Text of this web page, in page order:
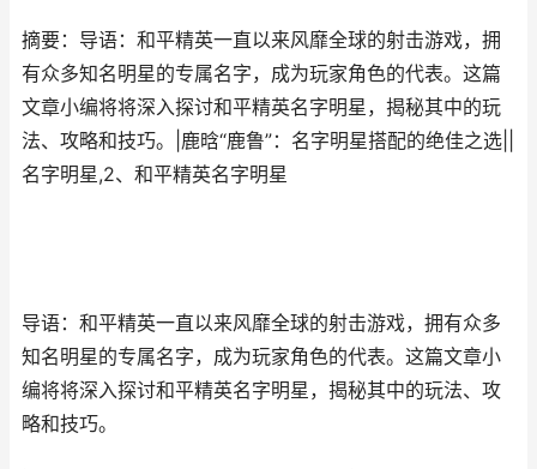
摘要：导语：和平精英一直以来风靡全球的射击游戏，拥
有众多知名明星的专属名字，成为玩家角色的代表。这篇
文章小编将将深入探讨和平精英名字明星，揭秘其中的玩
法、攻略和技巧。|鹿晗“鹿鲁”：名字明星搭配的绝佳之选||
名字明星,2、和平精英名字明星
导语：和平精英一直以来风靡全球的射击游戏，拥有众多
知名明星的专属名字，成为玩家角色的代表。这篇文章小
编将将深入探讨和平精英名字明星，揭秘其中的玩法、攻
略和技巧。